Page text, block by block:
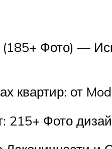
Фото) —
квартир: от
215+ Фото